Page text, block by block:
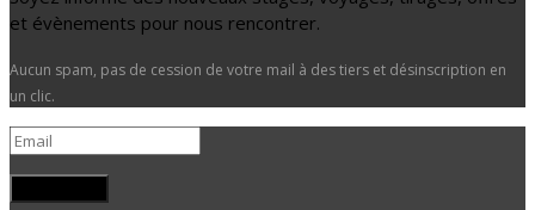
et évènements pour nous rencontrer.
Aucun spam, pas de cession de votre mail à des tiers et désinscription en
un clic.